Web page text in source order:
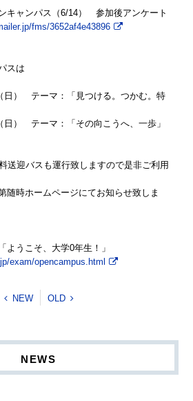
キャンパス（6/14） 参加後アンケート
fms/3652af4e43896
スは
日） テーマ：「見つける。つかむ。特
日） テーマ：「その向こうへ、一歩」
送迎バスも運行致しますので是非ご利用
随時ホームページにてお知らせ致しま
うこそ、大学0年生！」
exam/opencampus.html
NEW OLD
NEWS